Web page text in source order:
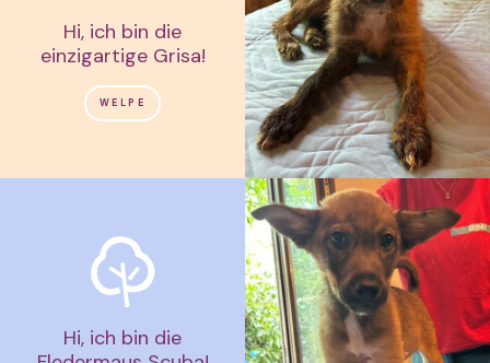
Hi, ich bin die
einzigartige Grisa!
WELPE
Hi, ich bin die